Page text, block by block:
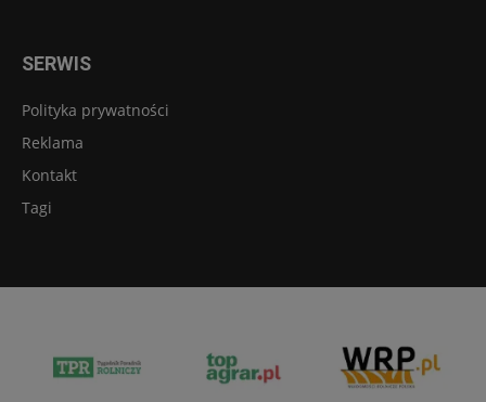
SERWIS
Polityka prywatności
Reklama
Kontakt
Tagi